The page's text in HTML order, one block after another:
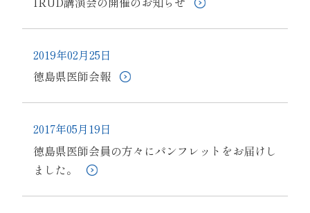
2019年02月25日
徳島県医師会報
2017年05月19日
徳島県医師会員の方々にパンフレットをお届けし
ました。